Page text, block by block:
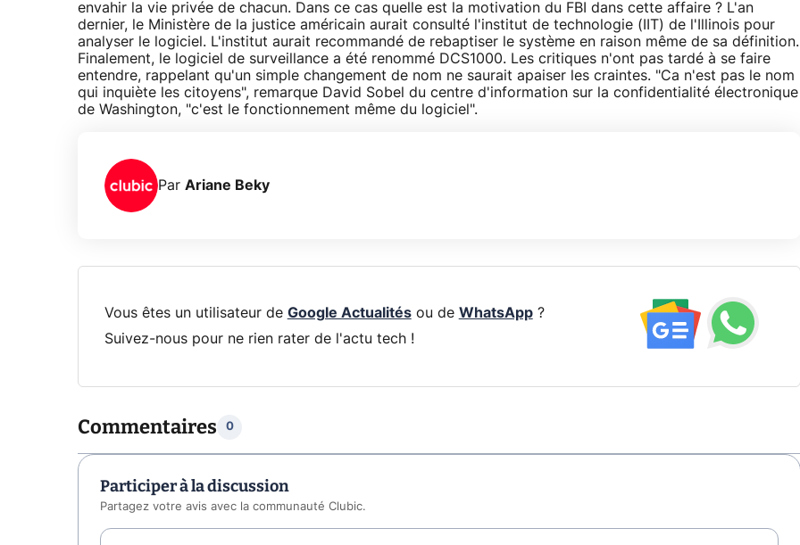
envahir la vie privée de chacun. Dans ce cas quelle est la motivation du FBI dans cette affaire ? L'an
dernier, le Ministère de la justice américain aurait consulté l'institut de technologie (IIT) de l'Illinois pour
analyser le logiciel. L'institut aurait recommandé de rebaptiser le système en raison même de sa définition.
Finalement, le logiciel de surveillance a été renommé DCS1000. Les critiques n'ont pas tardé à se faire
entendre, rappelant qu'un simple changement de nom ne saurait apaiser les craintes. "Ca n'est pas le nom
qui inquiète les citoyens", remarque David Sobel du centre d'information sur la confidentialité électronique
de Washington, "c'est le fonctionnement même du logiciel".
Par Ariane Beky
Vous êtes un utilisateur de Google Actualitésou de WhatsApp?
Suivez-nous pour ne rien rater de l'actu tech !
Commentaires 0
Participer à la discussion
Partagez votre avis avec la communauté Clubic.